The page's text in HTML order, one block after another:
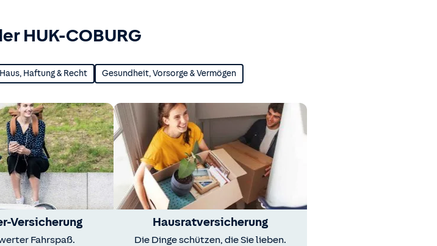
HUK-COBURG
Haus, Haftung & Recht Gesundheit, Vorsorge & Vermögen
Versicherung
Fahrspaß.
Hausratversicherung
Die Dinge schützen, die Sie lieben.